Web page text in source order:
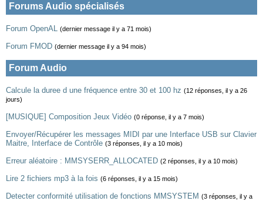
Forums Audio spécialisés
Forum OpenAL (dernier message il y a 71 mois)
Forum FMOD (dernier message il y a 94 mois)
Forum Audio
Calcule la duree d une fréquence entre 30 et 100 hz (12 réponses, il y a 26
jours)
[MUSIQUE] Composition Jeux Vidéo (0 réponse, il y a 7 mois)
Envoyer/Récupérer les messages MIDI par une Interface USB sur Clavier
Maitre, Interface de Contrôle (3 réponses, il y a 10 mois)
Erreur aléatoire : MMSYSERR_ALLOCATED (2 réponses, il y a 10 mois)
Lire 2 fichiers mp3 à la fois (6 réponses, il y a 15 mois)
Detecter conformité utilisation de fonctions MMSYSTEM (3 réponses, il y a